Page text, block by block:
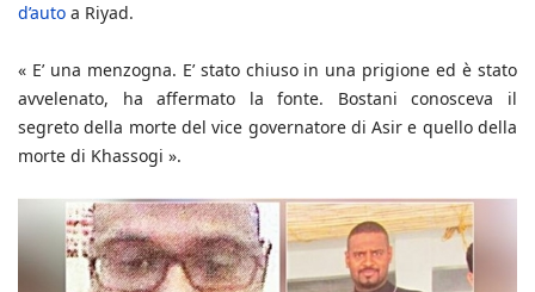
d’auto a Riyad.
« E’ una menzogna. E’ stato chiuso in una prigione ed è stato
avvelenato, ha affermato la fonte. Bostani conosceva il
segreto della morte del vice governatore di Asir e quello della
morte di Khassogi ».